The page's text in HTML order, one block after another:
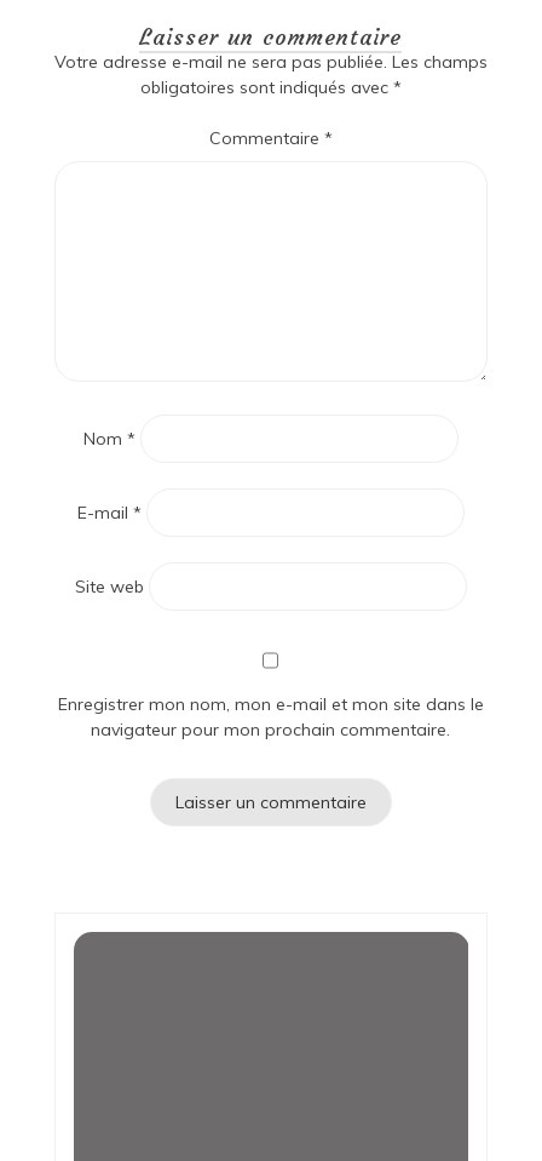
Laisser un commentaire
Votre adresse e-mail ne sera pas publiée. Les champs
obligatoires sont indiqués avec *
Commentaire *
Nom *
E-mail *
Site web
Enregistrer mon nom, mon e-mail et mon site dans le
navigateur pour mon prochain commentaire.